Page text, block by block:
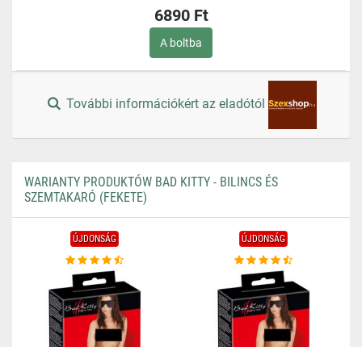
6890 Ft
A boltba
További információkért az eladótól
WARIANTY PRODUKTÓW BAD KITTY - BILINCS ÉS
SZEMTAKARÓ (FEKETE)
ÚJDONSÁG ÚJDONSÁG